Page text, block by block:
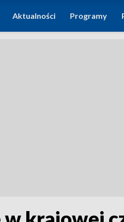
Aktualności Programy